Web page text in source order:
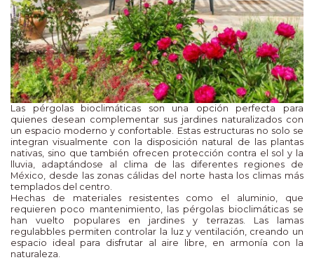
Las pérgolas bioclimáticas son una opción perfecta para
quienes desean complementar sus jardines naturalizados con
un espacio moderno y confortable. Estas estructuras no solo se
integran visualmente con la disposición natural de las plantas
nativas, sino que también ofrecen protección contra el sol y la
lluvia, adaptándose al clima de las diferentes regiones de
México, desde las zonas cálidas del norte hasta los climas más
templados del centro.
Hechas de materiales resistentes como el aluminio, que
requieren poco mantenimiento, las pérgolas bioclimáticas se
han vuelto populares en jardines y terrazas. Las lamas
regulabbles permiten controlar la luz y ventilación, creando un
espacio ideal para disfrutar al aire libre, en armonía con la
naturaleza.